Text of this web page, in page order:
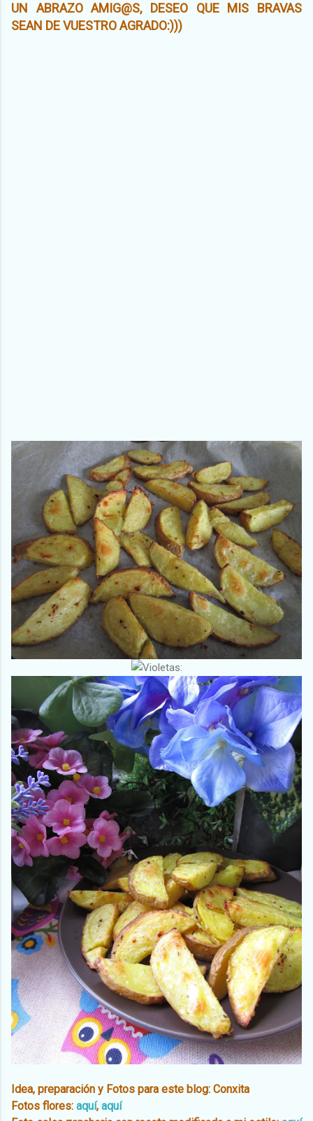
UN ABRAZO AMIG@S, DESEO QUE MIS BRAVAS
SEAN DE VUESTRO AGRADO:)))
Idea, preparación y Fotos para este blog: Conxita
Fotos flores: aquí, aquí